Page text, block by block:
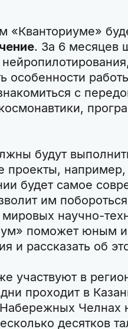
«Кванториуме»
. За 6 месяцев
особенности
с
будут
проекты, например,
будет самое
им
научно-
поможет юным
и рассказать об
участвуют в
проходит в
Челнах
десятков